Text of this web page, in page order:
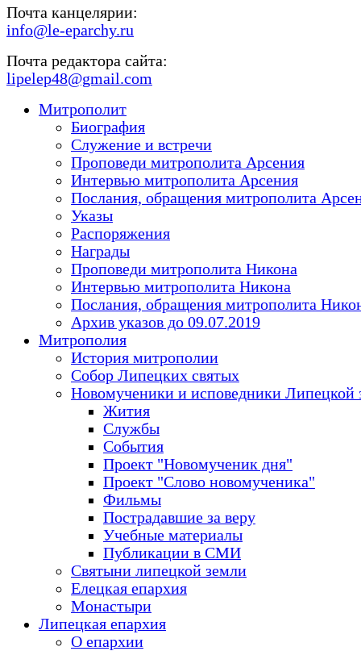
Почта канцелярии:
info@le-eparchy.ru
Почта редактора сайта:
lipelep48@gmail.com
Митрополит
Биография
Служение и встречи
Проповеди митрополита Арсения
Интервью митрополита Арсения
Послания, обращения митрополита
Указы
Распоряжения
Награды
Проповеди митрополита Никона
Интервью митрополита Никона
Послания, обращения митрополита
Архив указов до 09.07.2019
Митрополия
История митрополии
Собор Липецких святых
Новомученики и исповедники Липецкой
Жития
Службы
События
Проект "Новомученик дня"
Проект "Слово новомученика"
Фильмы
Пострадавшие за веру
Учебные материалы
Публикации в СМИ
Святыни липецкой земли
Елецкая епархия
Монастыри
Липецкая епархия
О епархии